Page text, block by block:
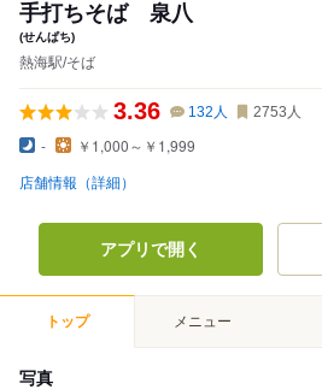
手打ちそば 泉八
(せんぱち)
熱海駅/そば
3.36 132 人 2753 人
- ￥1,000～￥1,999
店舗情報（詳細）
アプリで開く
トップ メニュー
写真